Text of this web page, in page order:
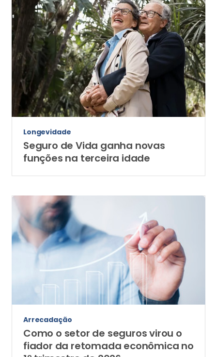
Longevidade
Seguro de Vida ganha novas
funções na terceira idade
Como o setor de seguros virou o
fiador da retomada econômica no
1º trimestre de 2026